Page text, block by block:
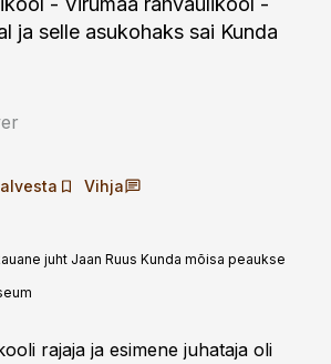
ja selle asukohaks sai Kunda
Vihja
juht Jaan Ruus Kunda mõisa peaukse
rajaja ja esimene juhataja oli